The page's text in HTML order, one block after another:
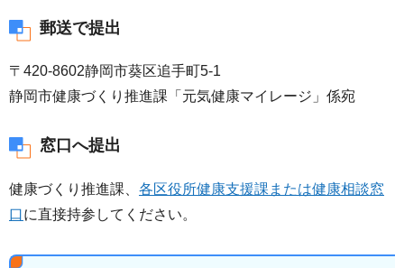
郵送で提出
〒420-8602静岡市葵区追手町5-1
静岡市健康づくり推進課「元気健康マイレージ」係宛
窓口へ提出
健康づくり推進課、 各区役所健康支援課または健康相談窓
口に直接持参してください。